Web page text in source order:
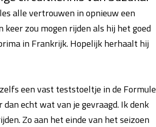
alle vertrouwen in opnieuw een
zou mogen rijden als hij het goed
in Frankrijk. Hopelijk herhaalt hij
een vast teststoeltje in de Formule
echt wat van je gevraagd. Ik denk
Zo aan het einde van het seizoen